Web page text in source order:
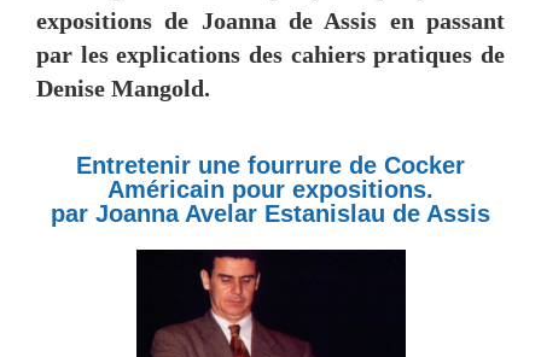
expositions de Joanna de Assis en passant
par lesexplications des cahiers pratiques de
Denise Mangold.
Entretenir une fourrure de Cocker
Américain pour expositions.
par Joanna Avelar Estanislau de Assis